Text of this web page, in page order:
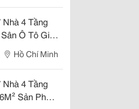
Nhà 4 Tầng
Ô Tô Giá
Hồ Chí Minh
Nhà 4 Tầng
Sản Phẩm